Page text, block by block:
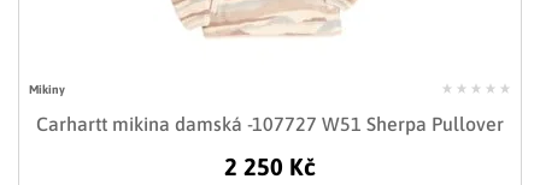
Mikiny
Carhartt mikina damská -107727 W51 Sherpa Pullover
2 250 Kč